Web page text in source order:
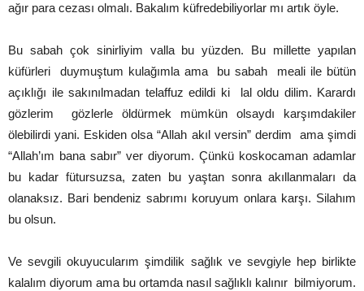
ağır para cezası olmalı. Bakalım küfredebiliyorlar mı artık öyle.
Bu sabah çok sinirliyim valla bu yüzden. Bu millette yapılan
küfürleri duymuştum kulağımla ama bu sabah meali ile bütün
açıklığı ile sakınılmadan telaffuz edildi ki lal oldu dilim. Karardı
gözlerim gözlerle öldürmek mümkün olsaydı karşımdakiler
ölebilirdi yani. Eskiden olsa “Allah akıl versin” derdim ama şimdi
“Allah’ım bana sabır” ver diyorum. Çünkü koskocaman adamlar
bu kadar fütursuzsa, zaten bu yaştan sonra akıllanmaları da
olanaksız. Bari bendeniz sabrımı koruyum onlara karşı. Silahım
bu olsun.
Ve sevgili okuyucularım şimdilik sağlık ve sevgiyle hep birlikte
kalalım diyorum ama bu ortamda nasıl sağlıklı kalınır bilmiyorum.